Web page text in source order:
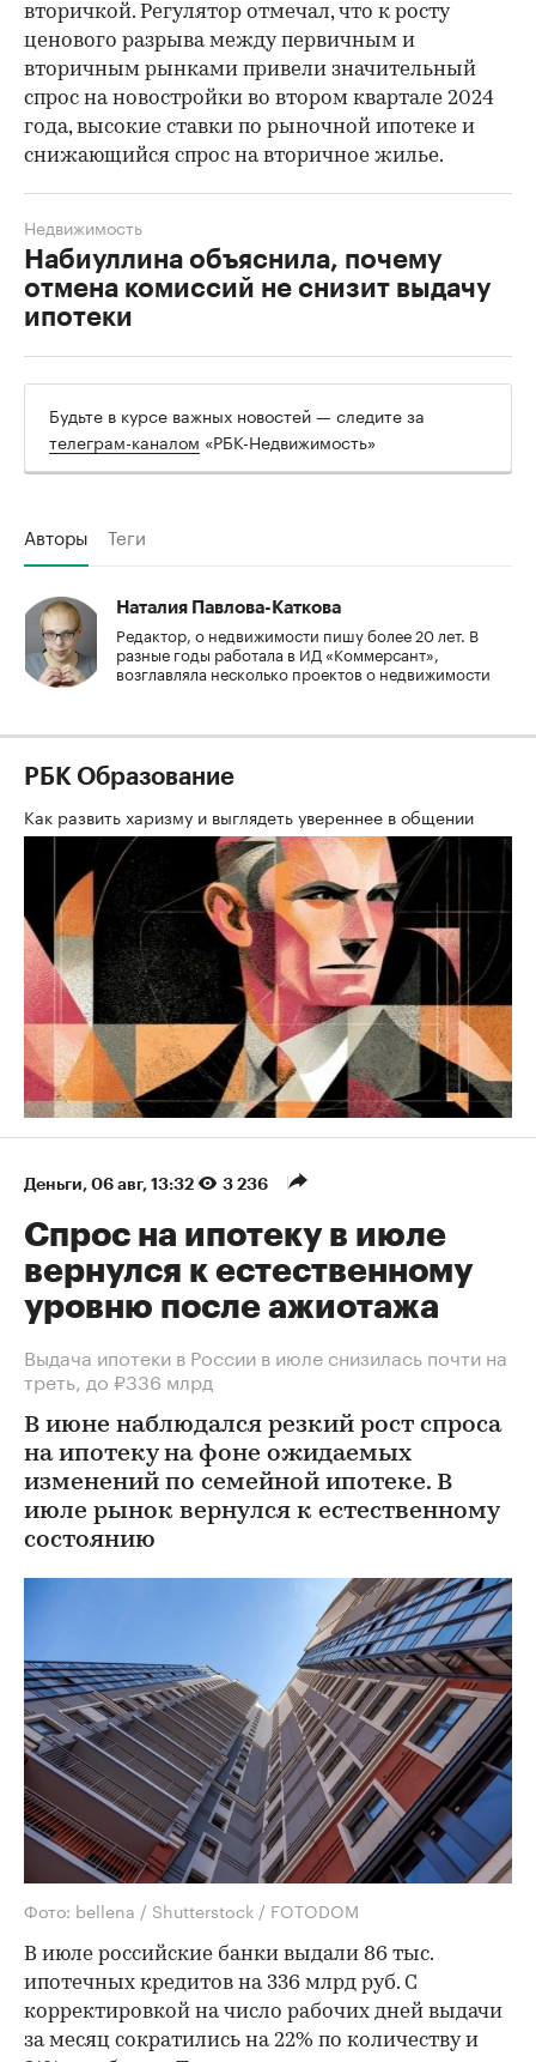
вторичкой. Регулятор отмечал, что к росту
ценового разрыва между первичным и
вторичным рынками привели значительный
спрос на новостройки во втором квартале 2024
года, высокие ставки по рыночной ипотеке и
снижающийся спрос на вторичное жилье.
Набиуллина объяснила, почему
отмена комиссий не снизит выдачу
ипотеки
Недвижимость
Будьте в курсе важных новостей — следите за
телеграм-каналом «РБК-Недвижимость»
Авторы Теги
Наталия Павлова-Каткова
Редактор, о недвижимости пишу более 20 лет. В
разные годы работала в ИД «Коммерсант»,
возглавляла несколько проектов о недвижимости
РБК Образование
Как развить харизму и выглядеть увереннее в общении
Деньги⁠, 06 авг, 13:32 3 236
Спрос на ипотеку в июле
вернулся к естественному
уровню после ажиотажа
Выдача ипотеки в России в июле снизилась почти на
треть, до ₽336 млрд
В июне наблюдался резкий рост спроса
на ипотеку на фоне ожидаемых
изменений по семейной ипотеке. В
июле рынок вернулся к естественному
состоянию
Фото: bellena / Shutterstock / FOTODOM
В июле российские банки выдали 86 тыс.
ипотечных кредитов на 336 млрд руб. С
корректировкой на число рабочих дней выдачи
за месяц сократились на 22% по количеству и